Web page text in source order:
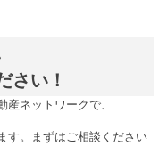
さい！
ネットワークで、
す。まずはご相談ください